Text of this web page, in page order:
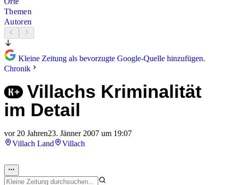
Themen
Autoren
Kleine Zeitung als bevorzugte Google-Quelle hinzufügen.
Chronik
Villachs Kriminalität
im Detail
vor 20 Jahren23. Jänner 2007 um 19:07
Villach Land
Villach